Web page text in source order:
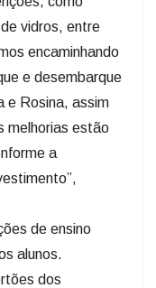
vidros, entre
encaminhando
e desembarque
e Rosina, assim
melhorias estão
a
de ensino
alunos.
dos